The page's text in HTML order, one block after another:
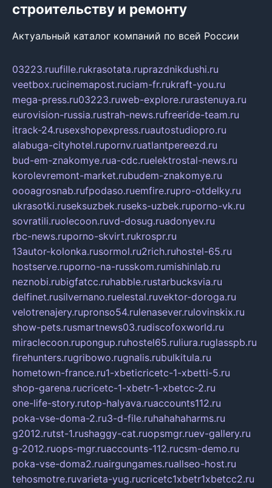
строительству и ремонту
Актуальный каталог компаний по всей России
03223.ruufille.rukrasotata.ruprazdnikdushi.ru
veetbox.rucinemapost.ruciam-fr.rukraft-you.ru
mega-press.ru03223.ruweb-explore.rurastenuya.ru
eurovision-russia.rustrah-news.rufreeride-team.ru
itrack-24.rusexshopexpress.ruautostudiopro.ru
alabuga-cityhotel.rupornv.ruatlantpereezd.ru
bud-em-znakomye.rua-cdc.ruelektrostal-news.ru
korolevremont-market.rubudem-znakomye.ru
oooagrosnab.rufpodaso.ruemfire.rupro-otdelky.ru
ukrasotki.ruseksuzbek.ruseks-uzbek.ruporno-vk.ru
sovratili.ruolecoon.ruvd-dosug.ruadonyev.ru
rbc-news.ruporno-skvirt.rukrospr.ru
13autor-kolonka.rusormol.ru2rich.ruhostel-65.ru
hostserve.ruporno-na-russkom.rumishinlab.ru
neznobi.rubigfatcc.ruhabble.rustarbucksvia.ru
delfinet.rusilvernano.ruelestal.ruvektor-doroga.ru
velotrenajery.rupronso54.rulenasever.rulovinskix.ru
show-pets.rusmartnews03.rudiscofoxworld.ru
miraclecoon.rupongup.ruhostel65.ruliura.ruglasspb.ru
firehunters.rugribowo.rugnalis.rubulkitula.ru
hometown-france.ru1-xbeticricetc-1-xbetti-5.ru
shop-garena.rucricetc-1-xbetr-1-xbetcc-2.ru
one-life-story.rutop-halyava.ruaccounts112.ru
poka-vse-doma-2.ru3-d-file.ruhahahaharms.ru
g2012.rutst-1.rushaggy-cat.ruopsmgr.ruev-gallery.ru
g-2012.ruops-mgr.ruaccounts-112.rucsm-demo.ru
poka-vse-doma2.ruairgungames.ruallseo-host.ru
tehosmotre.ruvarieta-yug.rucricetc1xbetr1xbetcc2.ru